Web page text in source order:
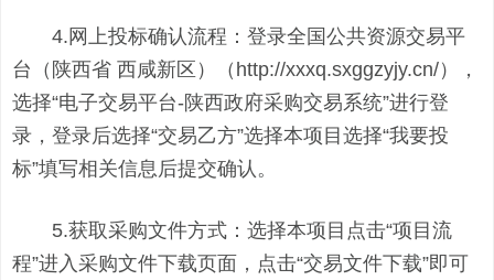
4.网上投标确认流程：登录全国公共资源交易平
台（陕西省 西咸新区）（http://xxxq.sxggzyjy.cn/），
选择“电子交易平台-陕西政府采购交易系统”进行登
录，登录后选择“交易乙方”选择本项目选择“我要投
标”填写相关信息后提交确认。
5.获取采购文件方式：选择本项目点击“项目流
程”进入采购文件下载页面，点击“交易文件下载”即可